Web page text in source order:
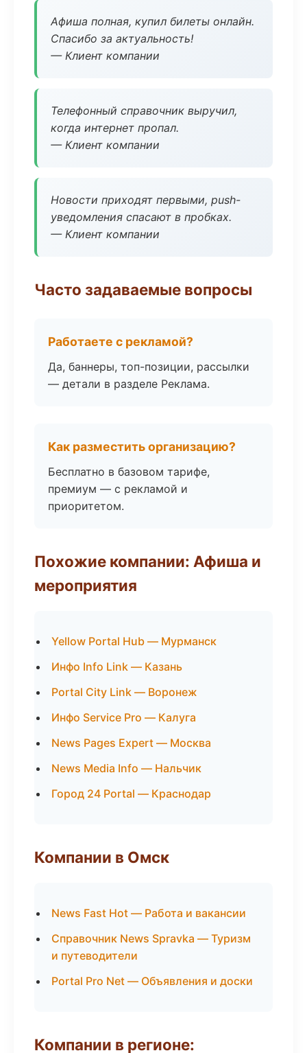
Афиша полная, купил билеты онлайн.
Спасибо за актуальность!
— Клиент компании
Телефонный справочник выручил,
когда интернет пропал.
— Клиент компании
Новости приходят первыми, push-
уведомления спасают в пробках.
— Клиент компании
Часто задаваемые вопросы
Работаете с рекламой?
Да, баннеры, топ-позиции, рассылки
— детали в разделе Реклама.
Как разместить организацию?
Бесплатно в базовом тарифе,
премиум — с рекламой и
приоритетом.
Похожие компании: Афиша и
мероприятия
Yellow Portal Hub — Мурманск
Инфо Info Link — Казань
Portal City Link — Воронеж
Инфо Service Pro — Калуга
News Pages Expert — Москва
News Media Info — Нальчик
Город 24 Portal — Краснодар
Компании в Омск
News Fast Hot — Работа и вакансии
Справочник News Spravka — Туризм
и путеводители
Portal Pro Net — Объявления и доски
Компании в регионе: